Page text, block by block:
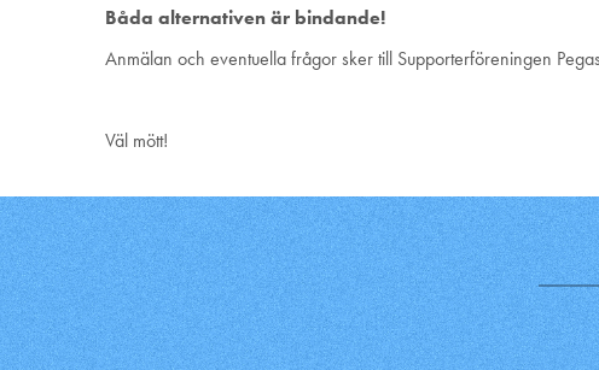
Båda alternativen är bindande!
Anmälan och eventuella frågor sker till Supporterföreningen
Väl mött!